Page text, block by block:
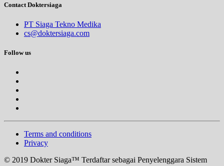
Contact Doktersiaga
PT Siaga Tekno Medika
cs@doktersiaga.com
Follow us
Terms and conditions
Privacy
© 2019 Dokter Siaga™ Terdaftar sebagai Penyelenggara Sistem